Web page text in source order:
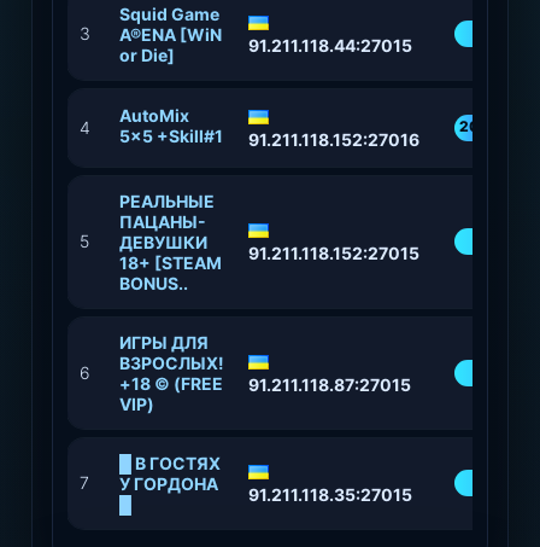
3
Squid Game
A®ENA [WiN
or Die]
91.211.118.44:27015
4
AutoMix
5x5 +Skill#1
91.211.118.152:27016
20
5
РЕАЛЬНЫЕ
ПАЦАНЫ-
ДЕВУШКИ
18+ [STEAM
BONUS..
91.211.118.152:27015
6
​ИГРЫ ДЛЯ
ВЗРОСЛЫХ!
+18 © (FREE
VIP)
91.211.118.87:27015
7
█ В ГОСТЯХ
У ГОРДОНА
91.211.118.35:27015